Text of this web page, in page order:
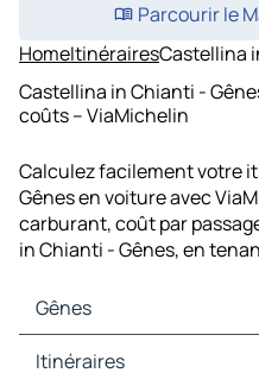
Parcourir le
HomeItinérairesCastellina
Castellina in Chianti -
coûts – ViaMichelin
Calculez facilement votre
Gênes en voiture avec
carburant, coût par
in Chianti - Gênes, en
Gênes
Gênes Cartes et plans
Itinéraires